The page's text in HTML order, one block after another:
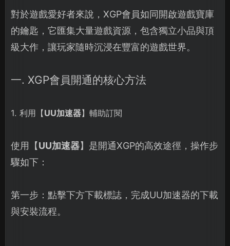
對於遊戲愛好者來說，XGP會員如同開啟遊戲寶庫
的鑰匙，它匯集大量遊戲資源，包含獨立小品與頂
級大作，讓玩家隨時沉浸在豐富的遊戲世界。
一. XGP會員開通的核心方法
1. 利用【UU加速器】輔助訂閱
使用【UU加速器】是開通XGP的高效途徑，操作步
驟如下：
第一步：點擊下方下載標誌，完成UU加速器的下載
與安裝流程。